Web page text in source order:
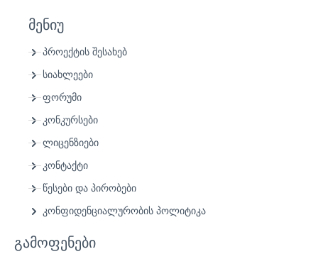
მენიუ
პროექტის შესახებ
სიახლეები
ფორუმი
კონკურსები
ლიცენზიები
კონტაქტი
წესები და პირობები
კონფიდენციალურობის პოლიტიკა
გამოფენები